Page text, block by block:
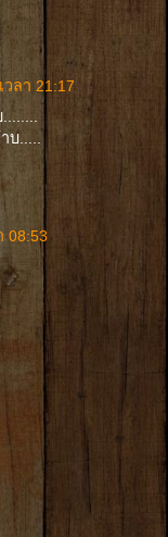
ลา 21:17
.....
08:53